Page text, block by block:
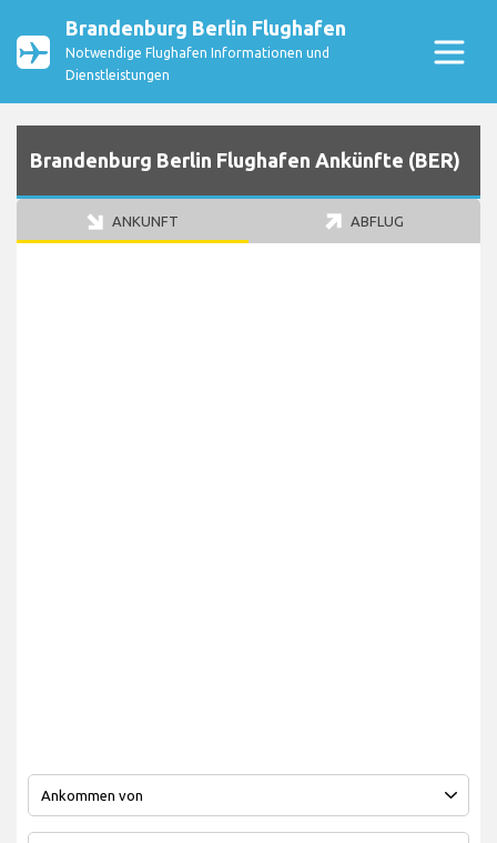
Brandenburg Berlin Flughafen
Notwendige Flughafen Informationen und
Dienstleistungen
Brandenburg Berlin Flughafen Ankünfte (BER)
ANKUNFT ABFLUG